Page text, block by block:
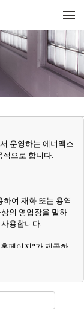
운영하는 에너맥스
으로 합니다.
여 재화 또는 용역
의 영업장을 말하
용합니다.
페이지"가 제공하
회원등록을 한 자로
이지"가 제공하는